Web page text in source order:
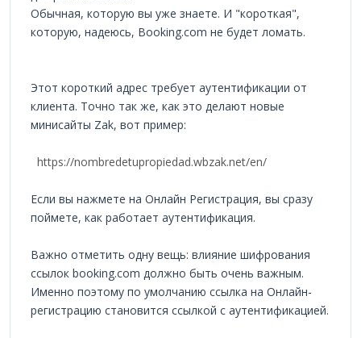
Обычная, которую вы уже знаете. И "короткая",
которую, надеюсь, Booking.com не будет ломать.
Этот короткий адрес требует аутентификации от
клиента. Точно так же, как это делают новые
минисайты Zak, вот пример:
https://nombredetupropiedad.wbzak.net/en/
Если вы нажмете на Онлайн Регистрация, вы сразу
поймете, как работает аутентификация.
Важно отметить одну вещь: влияние шифрования
ссылок booking.com должно быть очень важным.
Именно поэтому по умолчанию ссылка на Онлайн-
регистрацию становится ссылкой с аутентификацией.